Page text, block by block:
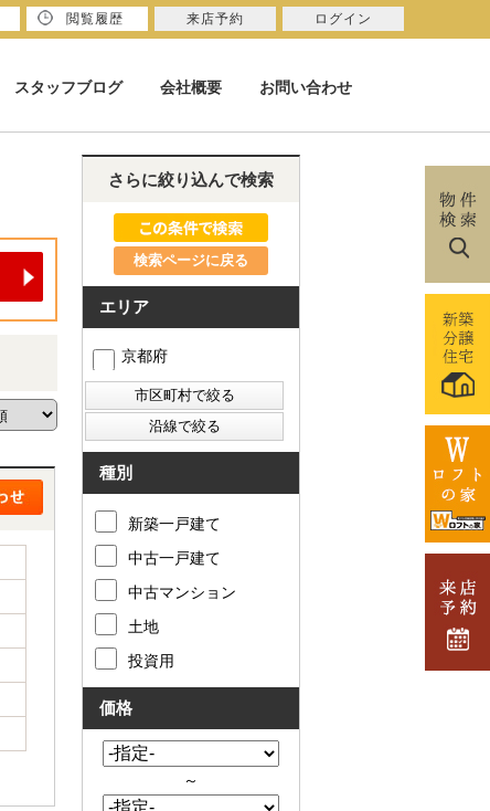
スタッフブログ 会社概要 お問い合わせ
さらに絞り込んで検索
検索ページに戻る
エリア
京都府
種別
新築一戸建て
中古一戸建て
中古マンション
土地
投資用
価格
～
閲覧履歴 来店予約 ログイン